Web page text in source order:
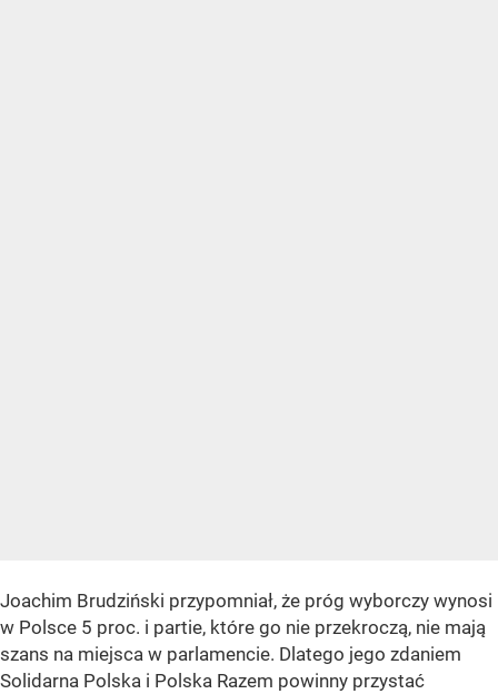
Joachim Brudziński przypomniał, że próg wyborczy wynosi
w Polsce 5 proc. i partie, które go nie przekroczą, nie mają
szans na miejsca w parlamencie. Dlatego jego zdaniem
Solidarna Polska i Polska Razem powinny przystać